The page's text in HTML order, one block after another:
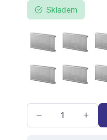
Skladem
KORADO Radik
KORADO Radik